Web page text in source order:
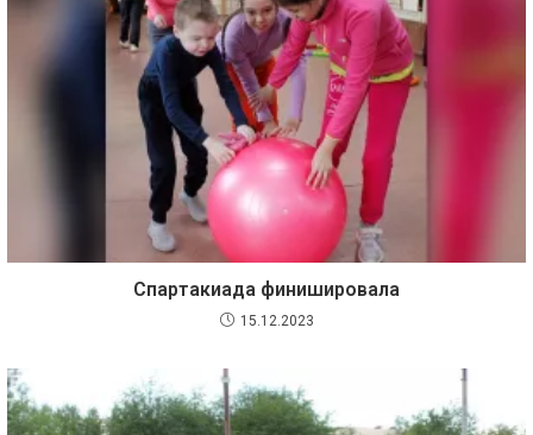
Спартакиада финишировала
15.12.2023